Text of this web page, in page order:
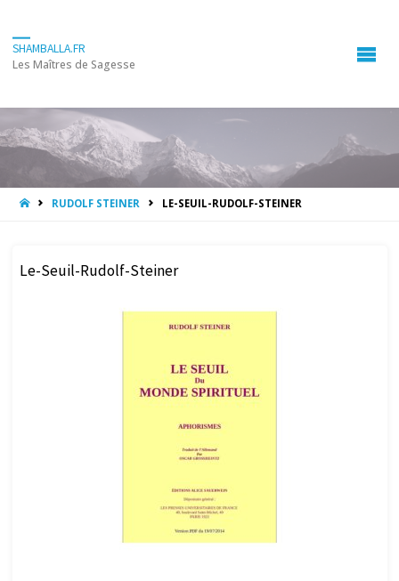
SHAMBALLA.FR
Les Maîtres de Sagesse
HOMERUDOLF STEINER LE-SEUIL-RUDOLF-STEINER
Le-Seuil-Rudolf-Steiner